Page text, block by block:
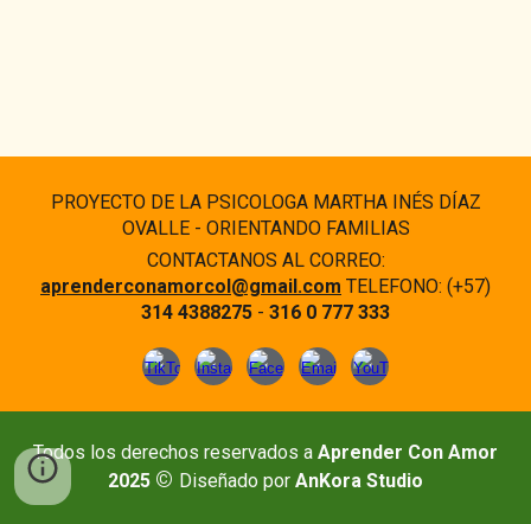
PROYECTO DE LA PSICOLOGA MARTHA INÉS DÍAZ
OVALLE - ORIENTANDO FAMILIAS
CONTACTANOS AL CORREO:
aprenderconamorcol@gmail.com TELEFONO: (+57)
314 4388275 - 316 0 777 333
Todos los derechos reservados a Aprender Con Amor
2025 © Diseñado por AnKora Studio